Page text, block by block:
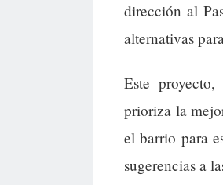
dirección al
alternativas
Este
prioriza la
el barrio para
sugerencias a